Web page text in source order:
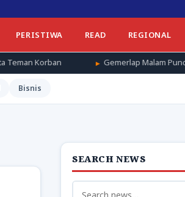
PERISTIWA READ REGIONAL
Gemerlap Malam Puncak detiktimur
Bisnis
SEARCH NEWS
Search